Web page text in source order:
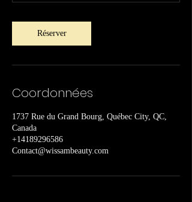
Réserver
Coordonnées
1737 Rue du Grand Bourg, Québec City, QC,
Canada
+14189296586
Contact@wissambeauty.com